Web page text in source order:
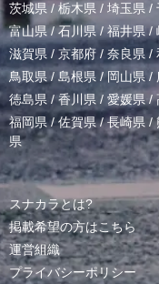
茨城県 / 栃木県 / 埼玉県 /
富山県 /石川県/福井県/
滋賀県 / 京都府 / 奈良県 /
鳥取県/ 島根県 /岡山県/
徳島県 /香川県 / 愛媛県/
福岡県/佐賀県/長崎県 /
県
スナカラとは?
掲載希望の方はこちら
運営組織
プライバシーポリシー